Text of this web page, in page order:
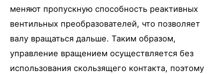
меняют пропускную способность реактивных
вентильных преобразователей, что позволяет
валу вращаться дальше. Таким образом,
управление вращением осуществляется без
использования скользящего контакта, поэтому